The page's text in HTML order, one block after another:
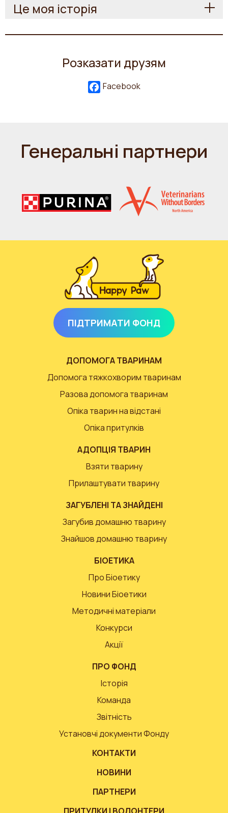
Це моя історія
Розказати друзям
Facebook
Генеральні партнери
ПІДТРИМАТИ ФОНД
ДОПОМОГА ТВАРИНАМ
Допомога тяжкохворим тваринам
Разова допомога тваринам
Опіка тварин на відстані
Опіка притулків
АДОПЦІЯ ТВАРИН
Взяти тварину
Прилаштувати тварину
ЗАГУБЛЕНІ ТА ЗНАЙДЕНІ
Загубив домашню тварину
Знайшов домашню тварину
БІОЕТИКА
Про Біоетику
Новини Біоетики
Методичні матеріали
Конкурси
Акції
ПРО ФОНД
Історія
Команда
Звітність
Установчі документи Фонду
КОНТАКТИ
НОВИНИ
ПАРТНЕРИ